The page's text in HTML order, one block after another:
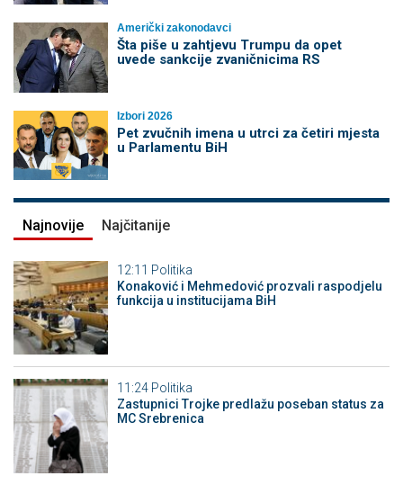
Američki zakonodavci
Šta piše u zahtjevu Trumpu da opet
uvede sankcije zvaničnicima RS
Izbori 2026
Pet zvučnih imena u utrci za četiri mjesta
u Parlamentu BiH
Najnovije Najčitanije
12:11 Politika
Konaković i Mehmedović prozvali raspodjelu
funkcija u institucijama BiH
11:24 Politika
Zastupnici Trojke predlažu poseban status za
MC Srebrenica